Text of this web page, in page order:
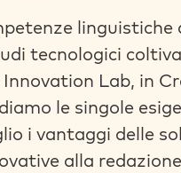
linguistiche
tecnologici
Lab, in
le singole
i vantaggi delle
alla